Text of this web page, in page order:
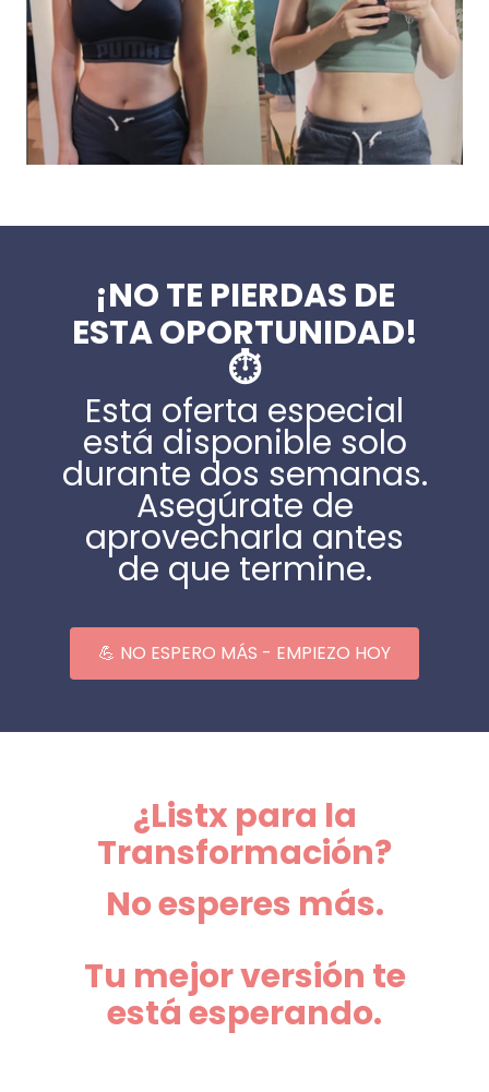
¡NO TE PIERDAS DE
ESTA OPORTUNIDAD!
⏱️
Esta oferta especial
está disponible solo
durante dos semanas.
Asegúrate de
aprovecharla antes
de que termine.
💪 NO ESPERO MÁS - EMPIEZO HOY
¿Listx para la
Transformación?
No esperes más.
Tu mejor versión te
está esperando.